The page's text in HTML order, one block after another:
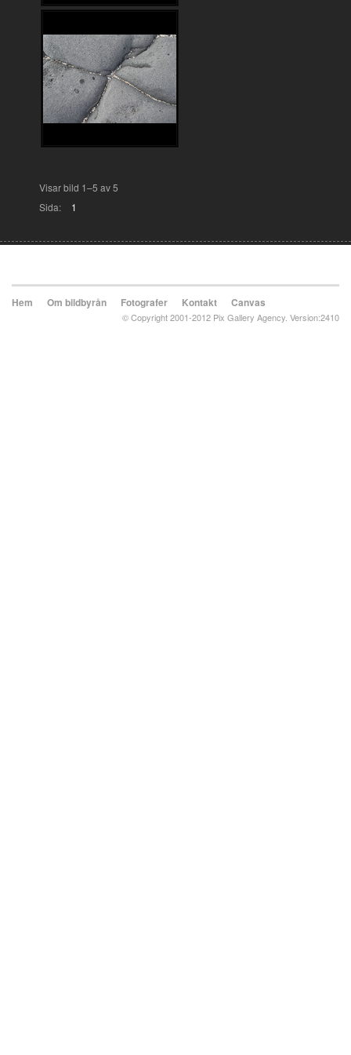
Visar bild 1–5 av 5
Sida:
1
Hem Om bildbyrån Fotografer Kontakt Canvas
© Copyright 2001-2012 Pix Gallery Agency. Version:2410